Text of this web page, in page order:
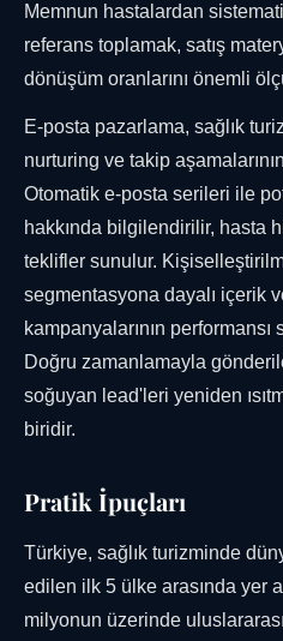
Memnun hastalardan
referans toplamak, satış
dönüşüm oranlarını önemli
E-posta pazarlama, sağlık
nurturing ve takip
Otomatik e-posta serileri ile
hakkında bilgilendirilir, hasta
teklifler sunulur.
segmentasyona dayalı içerik
kampanyalarının
Doğru zamanlamayla
soğuyan lead'leri yeniden
biridir.
Pratik İpuçları
Türkiye, sağlık turizminde
edilen ilk 5 ülke arasında yer
milyonun üzerinde